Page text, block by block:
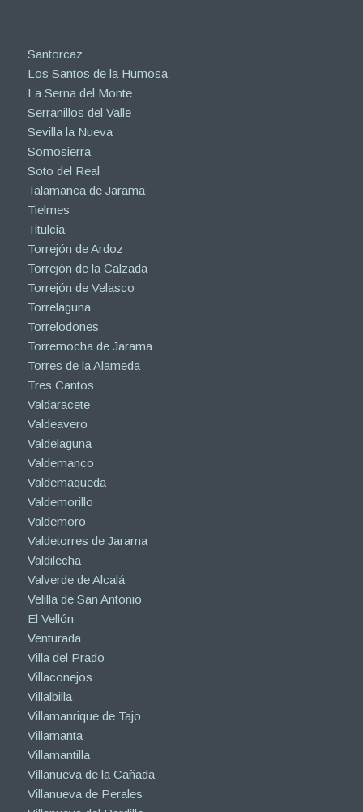
Santorcaz
Los Santos de la Humosa
La Serna del Monte
Serranillos del Valle
Sevilla la Nueva
Somosierra
Soto del Real
Talamanca de Jarama
Tielmes
Titulcia
Torrejón de Ardoz
Torrejón de la Calzada
Torrejón de Velasco
Torrelaguna
Torrelodones
Torremocha de Jarama
Torres de la Alameda
Tres Cantos
Valdaracete
Valdeavero
Valdelaguna
Valdemanco
Valdemaqueda
Valdemorillo
Valdemoro
Valdetorres de Jarama
Valdilecha
Valverde de Alcalá
Velilla de San Antonio
El Vellón
Venturada
Villa del Prado
Villaconejos
Villalbilla
Villamanrique de Tajo
Villamanta
Villamantilla
Villanueva de la Cañada
Villanueva de Perales